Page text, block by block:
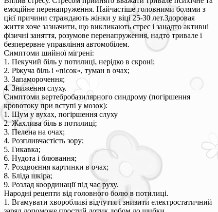
емоційне перенапруження. Найчастіше головними болями з
цієї причини страждають жінки у віці 25-30 лет.Здоровая
життя хоче зазначити, що викликають стрес і занадто активні
фізичні заняття, розумове перенапруження, надто тривале і
безперервне управління автомобілем.
Симптоми шийної мігрені:
1. Пекучий біль у потилиці, нерідко в скроні;
2. Ріжуча біль і «пісок», туман в очах;
3. Запаморочення;
4. Зниження слуху.
Симптоми вертебробазилярного синдрому (погіршення
кровотоку при вступі у мозок):
1. Шум у вухах, погіршення слуху
2. Жахлива біль в потилиці;
3. Пелена на очах;
4. Розпливчастість зору;
5. Гикавка;
6. Нудота і блювання;
7. Роздвоєння картинки в очах;
8. Бліда шкіра;
9. Розлад координації під час руху.
Народні рецепти від головного болю в потилиці.
1. Вгамувати хворобливі відчуття і знизити електростатичний